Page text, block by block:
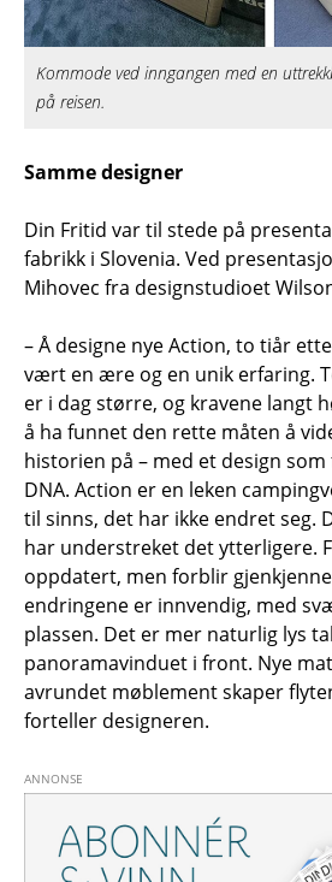
Kommode ved inngangen med en
på reisen.
Samme designer
Din Fritid var til stede på
fabrikk i Slovenia. Ved
Mihovec fra designstudioet
– Å designe nye Action, to tiår
vært en ære og en unik erfaring.
er i dag større, og kravene langt
å ha funnet den rette måten å
historien på – med et design
DNA. Action er en leken
til sinns, det har ikke endret seg.
har understreket det ytterligere.
oppdatert, men forblir
endringene er innvendig, med
plassen. Det er mer naturlig lys
panoramavinduet i front. Nye
avrundet møblement skaper
forteller designeren.